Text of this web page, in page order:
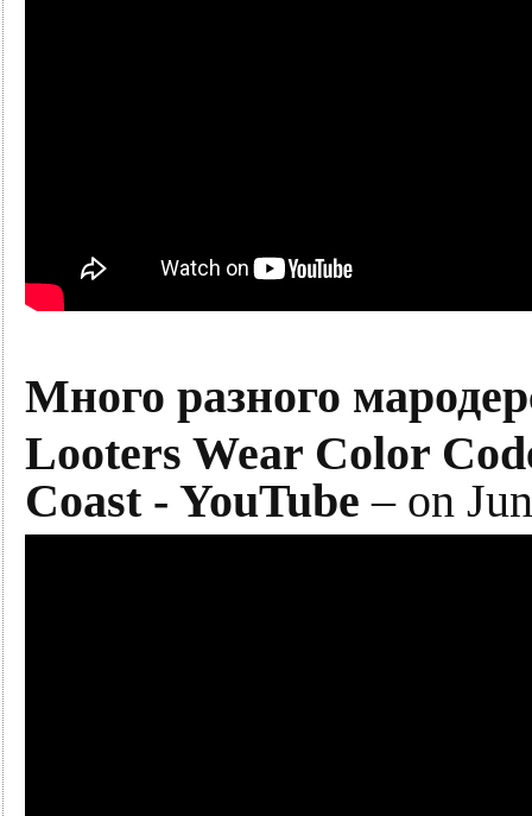
Много разного
Looters Wear Color
Coast - YouTube – on